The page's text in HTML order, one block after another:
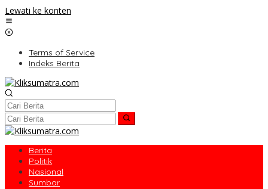
Lewati ke konten
Terms of Service
Indeks Berita
Berita
Politik
Nasional
Sumbar